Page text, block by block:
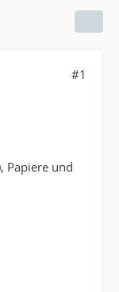
#1
Papiere und